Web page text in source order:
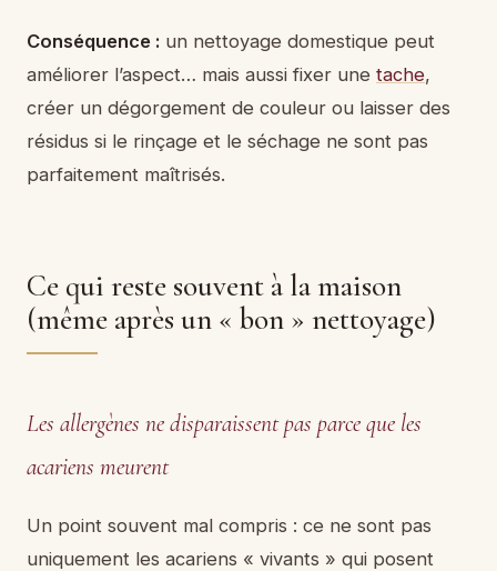
Conséquence : un nettoyage domestique peut
améliorer l’aspect… mais aussi fixer une tache,
créer un dégorgement de couleur ou laisser des
résidus si le rinçage et le séchage ne sont pas
parfaitement maîtrisés.
Ce qui reste souvent à la maison
(même après un « bon » nettoyage)
Les allergènes ne disparaissent pas parce que les
acariens meurent
Un point souvent mal compris : ce ne sont pas
uniquement les acariens « vivants » qui posent